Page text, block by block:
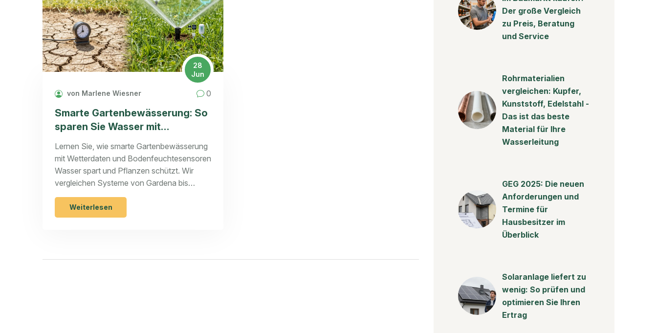
28
Jun
von Marlene Wiesner 0
Smarte Gartenbewässerung: So
sparen Sie Wasser mit
Wetterdaten und Bodenfeuchte
Lernen Sie, wie smarte Gartenbewässerung
mit Wetterdaten und Bodenfeuchtesensoren
Wasser spart und Pflanzen schützt. Wir
vergleichen Systeme von Gardena bis
Home Assistant.
Weiterlesen
Der große Vergleich
zu Preis, Beratung
und Service
Rohrmaterialien
vergleichen: Kupfer,
Kunststoff, Edelstahl -
Das ist das beste
Material für Ihre
Wasserleitung
GEG 2025: Die neuen
Anforderungen und
Termine für
Hausbesitzer im
Überblick
Solaranlage liefert zu
wenig: So prüfen und
optimieren Sie Ihren
Ertrag